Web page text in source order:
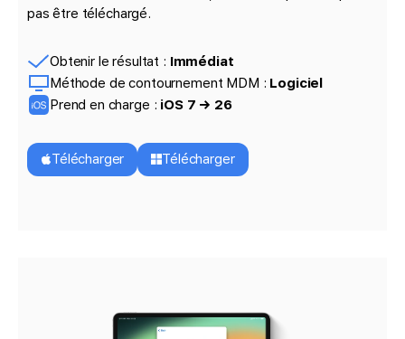
pas être téléchargé.
Obtenir le résultat : Immédiat
Méthode de contournement MDM : Logiciel
Prend en charge : iOS 7 → 26
Télécharger Télécharger